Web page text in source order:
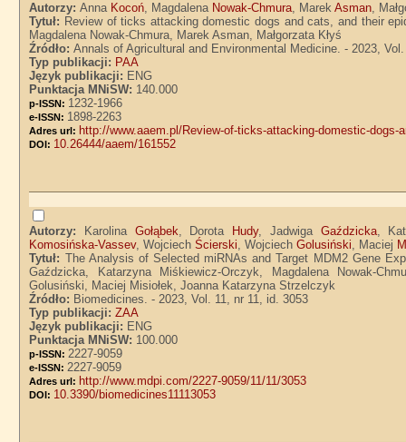
Autorzy:Anna Kocoń, Magdalena Nowak-Chmura, MarekAsman,
Tytuł: Review of ticks attacking domestic dogs and cats, and their
Magdalena Nowak-Chmura, Marek Asman, Małgorzata Kłyś
Źródło:Annals of Agricultural and Environmental Medicine. - 2023,
Typ publikacji: PAA
Język publikacji: ENG
Punktacja MNiSW: 140.000
p-ISSN: 1232-1966
e-ISSN: 1898-2263
Adres url: http://www.aaem.pl/Review-of-ticks-attacking-domestic-
DOI: 10.26444/aaem/161552
Autorzy: Karolina Gołąbek, Dorota Hudy, Jadwiga Gaździcka,
Komosińska-Vassev, WojciechŚcierski, WojciechGolusiński, Maciej
Tytuł: The Analysis of Selected miRNAs and Target MDM2 Gene
Gaździcka, Katarzyna Miśkiewicz-Orczyk, Magdalena Nowak-
Golusiński, Maciej Misiołek, Joanna Katarzyna Strzelczyk
Źródło: Biomedicines. - 2023, Vol. 11, nr 11, id. 3053
Typ publikacji:ZAA
Język publikacji: ENG
Punktacja MNiSW: 100.000
p-ISSN: 2227-9059
e-ISSN: 2227-9059
Adres url: http://www.mdpi.com/2227-9059/11/11/3053
DOI: 10.3390/biomedicines11113053